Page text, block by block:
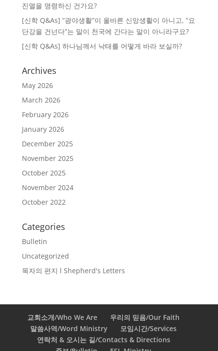
진멸을 명령하신 건가요?
[신학 Q&As] “광야생활”이 올바른 신앙생활이 아니고, “요
단강을 건넌다”는 말이 천국에 간다는 말이 아니라구요?
[신학 Q&As] 하나님께서 낙태를 어떻게 바라 보실까?
Archives
May 2026
March 2026
February 2026
January 2026
December 2025
November 2025
October 2025
November 2024
October 2022
Categories
Bulletin
Uncategorized
목자의 편지 l Shepherd's Letters
교회소개/Who We Are
우리의 믿음/Our Faith
말씀사역/Word Ministry
모임시간/Services
연락처 & 오시는 길/Contacts & Directions